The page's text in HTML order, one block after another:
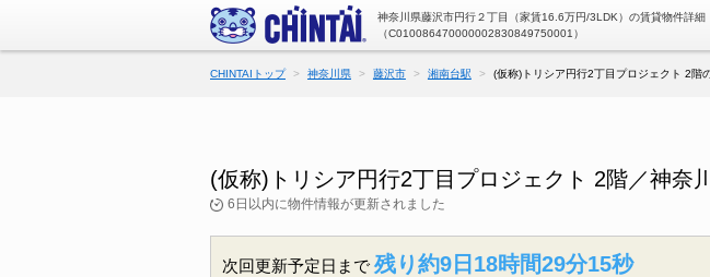
神奈川県藤沢市円行２丁目（家賃16.6万円/3LDK）の賃貸物件詳細
（C010086470000002830849750001）
CHINTAIトップ 神奈川県 藤沢市 湘南台駅 (仮称)トリシア円行2丁目プロジェクト 2階
(仮称)トリシア円行2丁目プロジェクト 2階／神奈
6日以内に物件情報が更新されました
次回更新予定日まで 残り約9日18時間29分14秒